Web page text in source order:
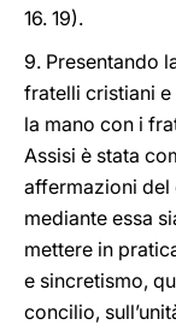
16. 19).
9. Presentando
fratelli cristiani
la mano con i
Assisi è stata
affermazioni del
mediante essa
mettere in
e sincretismo,
concilio,